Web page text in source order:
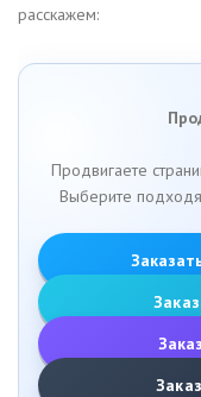
расскажем:
Продвигаете
Выберите